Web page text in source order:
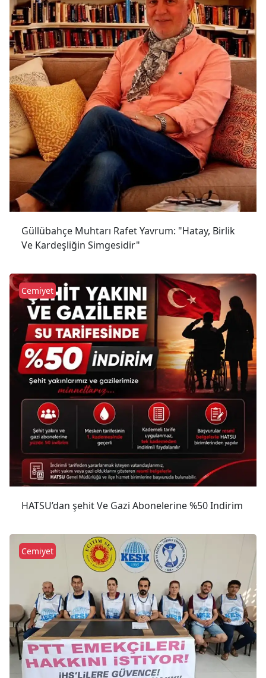
Güllübahçe Muhtarı Rafet Yavrum: "Hatay, Birlik
Ve Kardeşliğin Simgesidir"
HATSU’dan şehit Ve Gazi Abonelerine %50 Indirim
Cemiyet
Cemiyet